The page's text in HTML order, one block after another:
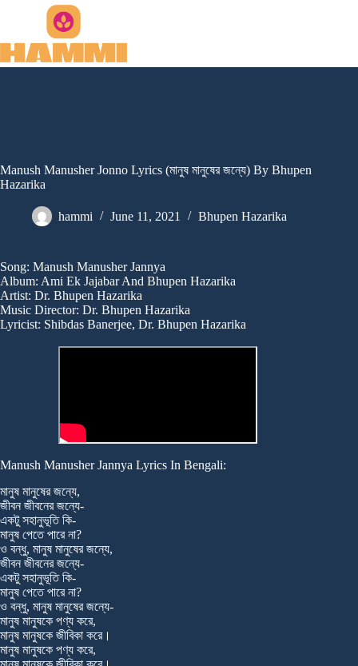
Manush Manusher Jonno Lyrics (মানুষ মানুষের জন্যে) By Bhupen
Hazarika
hammi June 11, 2021 Bhupen Hazarika
Song: Manush Manusher Jannya
Album: Ami Ek Jajabar And Bhupen Hazarika
Artist: Dr. Bhupen Hazarika
Music Director: Dr. Bhupen Hazarika
Lyricist: Shibdas Banerjee, Dr. Bhupen Hazarika
Manush Manusher Jannya Lyrics In Bengali:
মানুষ মানুষের জন্যে,
জীবন জীবনের জন্যে-
একটু সহানুভূতি কি-
মানুষ পেতে পারে না?
ও বন্ধু, মানুষ মানুষের জন্যে,
জীবন জীবনের জন্যে-
একটু সহানুভূতি কি-
মানুষ পেতে পারে না?
ও বন্ধু, মানুষ মানুষের জন্যে-
মানুষ মানুষকে পণ্য করে,
মানুষ মানুষকে জীবিকা করে।
মানুষ মানুষকে পণ্য করে,